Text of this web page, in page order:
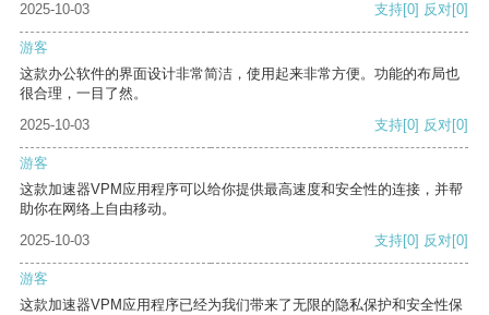
2025-10-03
支持[0] 反对[0]
游客
这款办公软件的界面设计非常简洁，使用起来非常方便。功能的布局也
很合理，一目了然。
2025-10-03
支持[0] 反对[0]
游客
这款加速器VPM应用程序可以给你提供最高速度和安全性的连接，并帮
助你在网络上自由移动。
2025-10-03
支持[0] 反对[0]
游客
这款加速器VPM应用程序已经为我们带来了无限的隐私保护和安全性保